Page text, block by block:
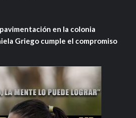
en la colonia
Griego cumple el compromiso